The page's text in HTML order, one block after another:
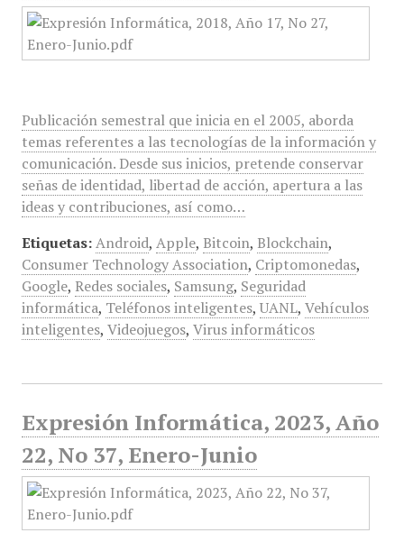
Publicación semestral que inicia en el 2005, aborda
temas referentes a las tecnologías de la información y
comunicación. Desde sus inicios, pretende conservar
señas de identidad, libertad de acción, apertura a las
ideas y contribuciones, así como…
Etiquetas: Android, Apple, Bitcoin, Blockchain,
Consumer Technology Association, Criptomonedas,
Google, Redes sociales, Samsung, Seguridad
informática, Teléfonos inteligentes, UANL, Vehículos
inteligentes, Videojuegos, Virus informáticos
Expresión Informática, 2023, Año
22, No 37, Enero-Junio